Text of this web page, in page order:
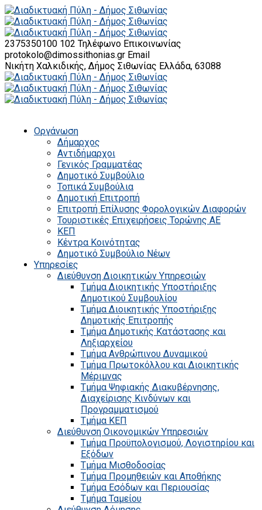
2375350100 102 Τηλέφωνο Επικοινωνίας
protokolo@dimossithonias.gr Email
Νικήτη Χαλκιδικής, Δήμος Σιθωνίας Ελλάδα, 63088
Οργάνωση
Δήμαρχος
Αντιδήμαρχοι
Γενικός Γραμματέας
Δημοτικό Συμβούλιο
Τοπικά Συμβούλια
Δημοτική Επιτροπή
Επιτροπή Επίλυσης Φορολογικών Διαφορών
Τουριστικές Επιχειρήσεις Τορώνης ΑΕ
ΚΕΠ
Κέντρα Κοινότητας
Δημοτικό Συμβούλιο Νέων
Υπηρεσίες
Διεύθυνση Διοικητικών Υπηρεσιών
Τμήμα Διοικητικής Υποστήριξης
Δημοτικού Συμβουλίου
Τμήμα Διοικητικής Υποστήριξης
Δημοτικής Επιτροπής
Τμήμα Δημοτικής Κατάστασης και
Ληξιαρχείου
Τμήμα Ανθρώπινου Δυναμικού
Τμήμα Πρωτοκόλλου και Διοικητικής
Μέριμνας
Τμήμα Ψηφιακής Διακυβέρνησης,
Διαχείρισης Κινδύνων και
Προγραμματισμού
Τμήμα ΚΕΠ
Διεύθυνση Οικονομικών Υπηρεσιών
Τμήμα Προϋπολογισμού, Λογιστηρίου και
Εξόδων
Τμήμα Μισθοδοσίας
Τμήμα Προμηθειών και Αποθήκης
Τμήμα Εσόδων και Περιουσίας
Τμήμα Ταμείου